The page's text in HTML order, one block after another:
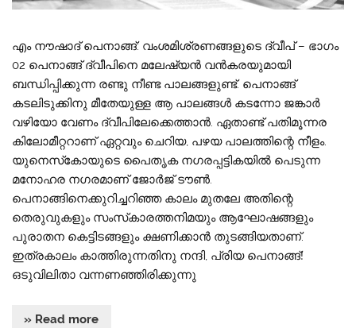
എം നൗഷാദ് പെനാങ്ങ്: വംശമിശ്രണങ്ങളുടെ ദ്വീപ് – ഭാഗം
02 പെനാങ്ങ് ദ്വീപിനെ മലേഷ്യന്‍ വന്‍കരയുമായി
ബന്ധിപ്പിക്കുന്ന രണ്ടു നീണ്ട പാലങ്ങളുണ്ട്. പെനാങ്ങ്
കടലിടുക്കിനു മീതേയുള്ള ആ പാലങ്ങള്‍ കടന്നോ ജങ്കാര്‍
വഴിയോ വേണം ദ്വീപിലേക്കെത്താന്‍. ഏതാണ്ട് പതിമൂന്നര
കിലോമീറ്ററാണ് ഏറ്റവും ചെറിയ, പഴയ പാലത്തിന്റെ നീളം.
യുനെസ്‌കോയുടെ പൈതൃക നഗരപ്പട്ടികയില്‍ പെടുന്ന
മനോഹര നഗരമാണ് ജോര്‍ജ് ടൗണ്‍.
പെനാങ്ങിനെക്കുറിച്ചറിഞ്ഞ കാലം മുതലേ അതിന്റെ
തെരുവുകളും സംസ്‌കാരത്തനിമയും ആഘോഷങ്ങളും
പുരാതന കെട്ടിടങ്ങളും ക്ഷണിക്കാന്‍ തുടങ്ങിയതാണ്.
ഇത്രകാലം കാത്തിരുന്നതിനു നന്ദി, പ്രിയ പെനാങ്ങ്!
ഒടുവിലിതാ വന്നണഞ്ഞിരിക്കുന്നു
» Read more